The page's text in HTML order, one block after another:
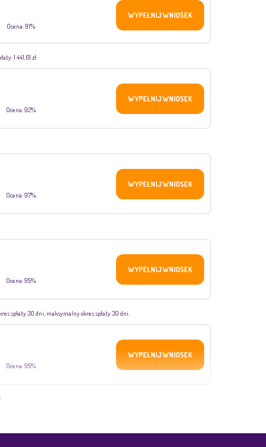
Ocena: 91%
WYPEŁNIJ WNIOSEK
1 441,61 zł
Ocena: 92%
WYPEŁNIJ WNIOSEK
Ocena: 97%
WYPEŁNIJ WNIOSEK
Ocena: 95%
WYPEŁNIJ WNIOSEK
spłaty 30 dni, maksymalny okres spłaty 30 dni.
Ocena: 95%
WYPEŁNIJ WNIOSEK